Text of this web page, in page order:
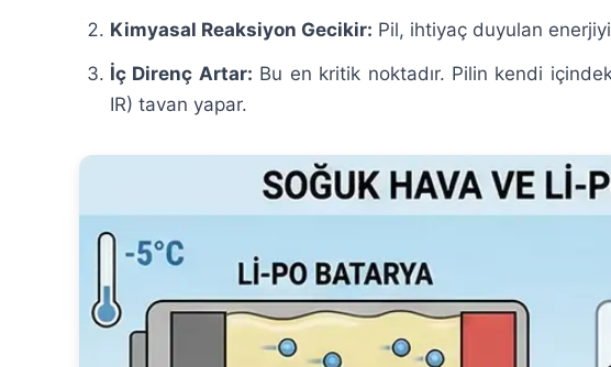
Kimyasal Reaksiyon Gecikir: Pil, ihtiyaç duyulan
İç Direnç Artar: Bu en kritik noktadır. Pilin kendi
IR) tavan yapar.